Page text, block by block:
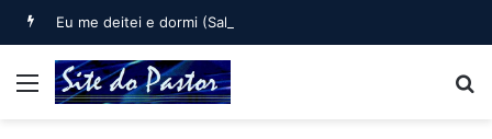
Eu me deitei e dormi (Salmo 3)
Menu